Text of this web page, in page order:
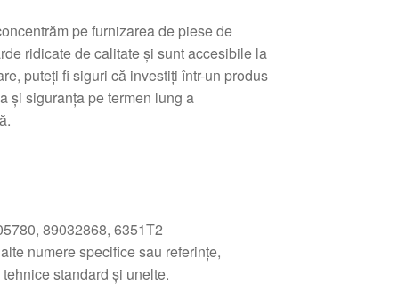
pe furnizarea de piese de
ridicate de calitate și sunt accesibile la
puteți fi siguri că investiți într-un produs
și siguranța pe termen lung a
89032868, 6351T2
numere specifice sau referințe,
standard și unelte.